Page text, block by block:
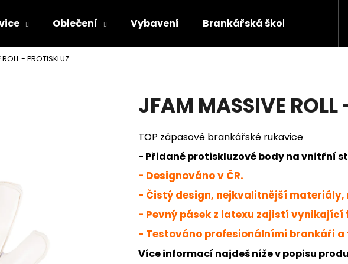
Oblečení Vybavení Brankářská škola
- PROTISKLUZ
JFAM MASSIVE ROLL
TOP zápasové brankářské rukavice
- Přidané protiskluzové body na vnitřní
- Designováno v ČR.
- Čistý design, nejkvalitnější
- Pevný pásek z latexu zajistí
- Testováno profesionálními brankáři
Více informací najdeš níže v popisu
Co potřebujete najít?
HLEDAT